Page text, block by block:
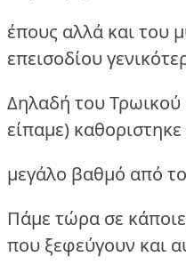
έπους αλλά και του
επεισοδίου
Δηλαδή του
είπαμε)
μεγάλο βαθμό από
Πάμε τώρα σε
που ξεφεύγουν και